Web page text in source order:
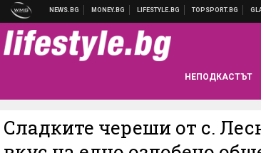
НЕПОДКАСТЪТ
Сладките череши от с.